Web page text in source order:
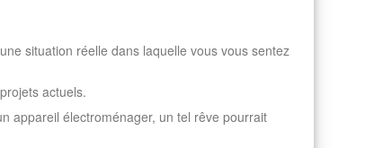
situation réelle dans laquelle vous vous sentez
actuels.
appareil électroménager, un tel rêve pourrait